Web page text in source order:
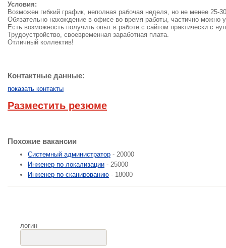
Условия:
Возможен гибкий график, неполная рабочая неделя, но не менее 25-
Обязательно нахождение в офисе во время работы, частично можно
Есть возможность получить опыт в работе с сайтом практически с
Трудоустройство, своевременная заработная плата.
Отличный коллектив!
Контактные данные:
показать контакты
Разместить резюме
Похожие вакансии
Системный администратор - 20000
Инженер по локализации - 25000
Инженер по сканированию - 18000
логин